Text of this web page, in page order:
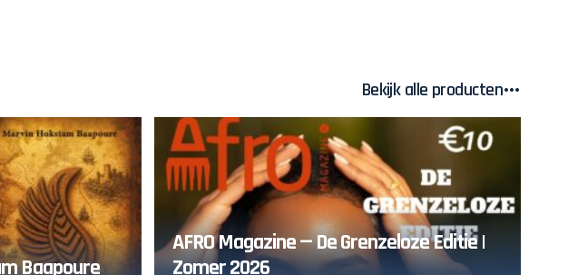
Bekijk alle producten
Baapoure
AFRO Magazine — De Grenzeloze Editie |
Zomer 2026